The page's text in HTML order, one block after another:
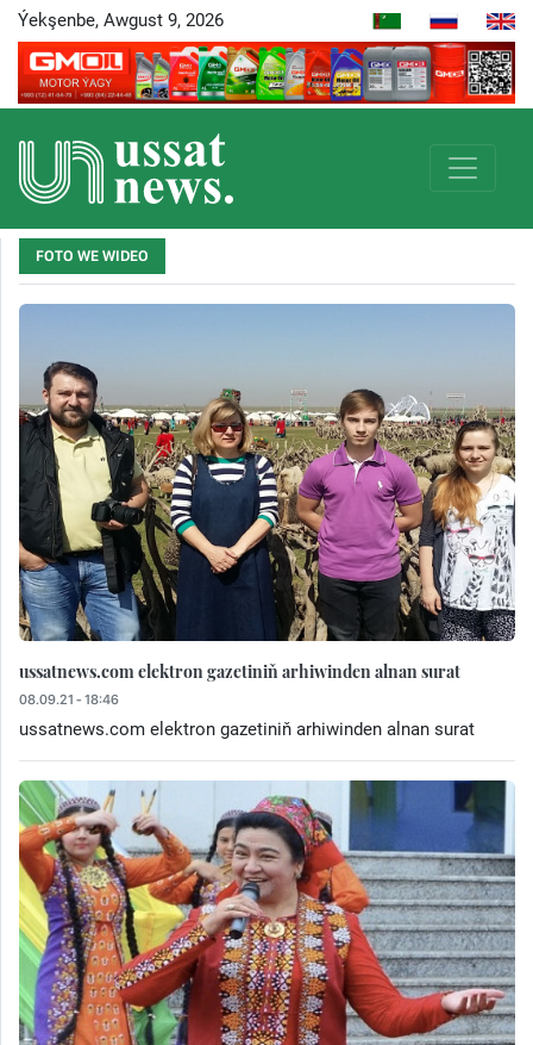
Ýekşenbe, Awgust 9, 2026
FOTO WE WIDEO
ussatnews.com elektron gazetiniň arhiwinden alnan surat
08.09.21 - 18:46
ussatnews.com elektron gazetiniň arhiwinden alnan surat